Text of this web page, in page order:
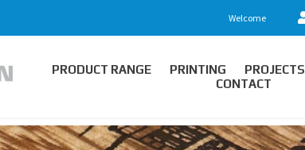
Welcome
PRODUCT RANGE PRINTING PROJECTS
CONTACT